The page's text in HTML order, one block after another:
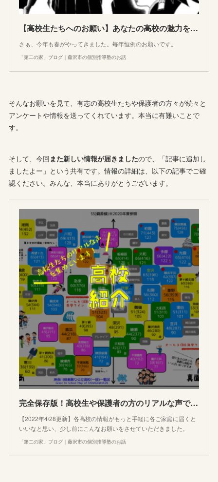
【高校生たちへのお願い】あなたの高校の魅力を教えてください。
さぁ、今年も春がやってきました。毎年恒例のお願いです。
「第二の家」ブログ｜藤沢市の個別指導塾のお話
そんなお願いを見て、有志の高校生たちや保護者の方々が続々と
アンケートや情報を送ってくれています。本当に有難いことで
す。
そして、今回 また新しい情報が届きましたので、「記事に追加し
ましたよー」という共有です。情報の詳細は、以下の記事でご確
認ください。みんな、本当にありがとうございます。
完全保存版！高校生や保護者の方のリアルな声で作る神奈川県高校紹介【随時更新受験情報】
【2022年4/28更新】各高校の情報がもっと手軽に各ご家庭に届くと
いいなと思い、少し前にこんなお願いをさせていただきました。
「第二の家」ブログ｜藤沢市の個別指導塾のお話